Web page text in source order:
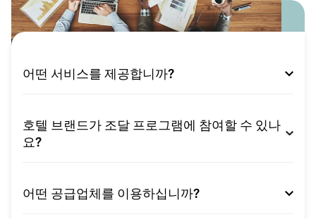
어떤 서비스를 제공합니까?
호텔 브랜드가 조달 프로그램에 참여할 수 있나
요?
어떤 공급업체를 이용하십니까?